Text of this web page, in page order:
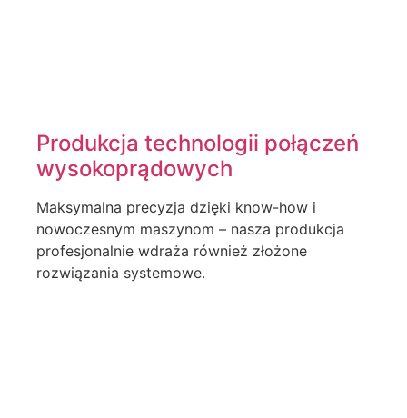
Produkcja technologii połączeń
wysokoprądowych
Maksymalna precyzja dzięki know-how i
nowoczesnym maszynom – nasza produkcja
profesjonalnie wdraża również złożone
rozwiązania systemowe.